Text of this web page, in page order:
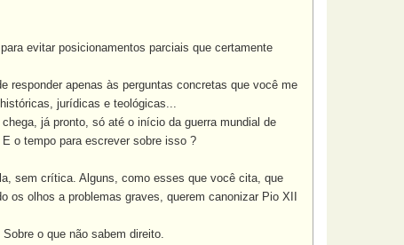
evitar posicionamentos parciais que certamente
apenas às perguntas concretas que você me
jurídicas e teológicas...
já pronto, só até o início da guerra mundial de
o tempo para escrever sobre isso ?
sem crítica. Alguns, como esses que você cita, que
olhos a problemas graves, querem canonizar Pio XII
Sobre o que não sabem direito.